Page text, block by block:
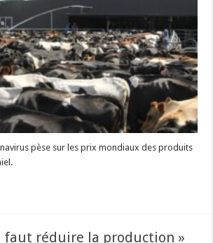
pèse sur les prix mondiaux des produits
faut réduire la production »